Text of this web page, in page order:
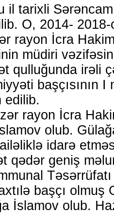
il tarixli
O, 2014-
rayon İcra
müdiri
qulluğunda irəli
başçısının I
edilib.
rayon İcra
olub.
idarə
qədər geniş
başçı olmuş
İslamov olub.